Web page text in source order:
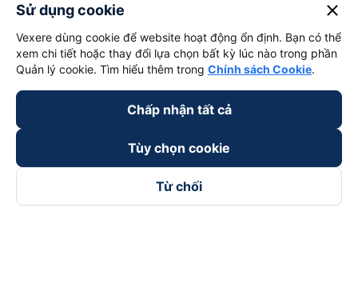
Sử dụng cookie close
Vexere dùng cookie để website hoạt động ổn định. Bạn có thể
xem chi tiết hoặc thay đổi lựa chọn bất kỳ lúc nào trong phần
Quản lý cookie. Tìm hiểu thêm trong Chính sách Cookie.
Chấp nhận tất cả
Tùy chọn cookie
Từ chối